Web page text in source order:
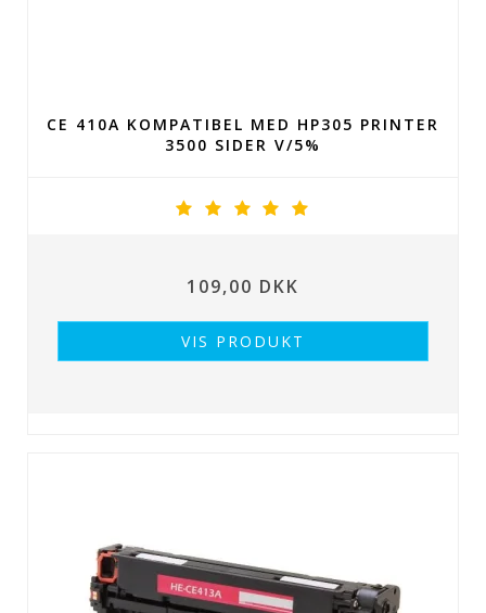
CE 410A KOMPATIBEL MED HP305 PRINTER
3500 SIDER V/5%
109,00 DKK
VIS PRODUKT